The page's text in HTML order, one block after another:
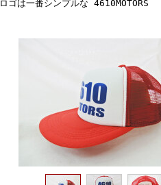
ロゴは一番シンプルな 4610MOTORS